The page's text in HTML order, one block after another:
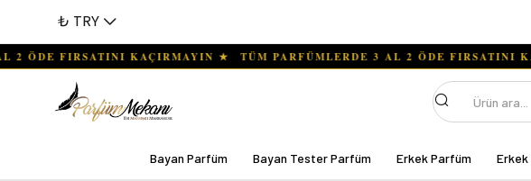
₺ TRY
Bayan Parfüm Bayan Tester Parfüm Erkek Parfüm
Ara